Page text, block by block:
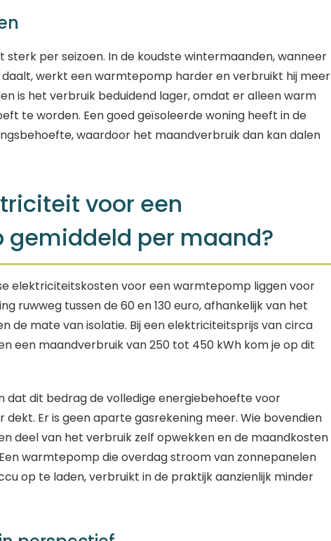
per seizoen. In de koudste wintermaanden, wanneer
werkt een warmtepomp harder en verbruikt hij meer
is het verbruik beduidend lager, omdat er alleen warm
te worden. Een goed geïsoleerde woning heeft in de
waardoor het maandverbruik dan kan dalen
voor een
per maand?
elektriciteitskosten voor een warmtepomp liggen voor
ruwweg tussen de 60 en 130 euro, afhankelijk van het
de mate van isolatie. Bij een elektriciteitsprijs van circa
een maandverbruik van 250 tot 450 kWh kom je op dit
dat dit bedrag de volledige energiebehoefte voor
Er is geen aparte gasrekening meer. Wie bovendien
deel van het verbruik zelf opwekken en de maandkosten
warmtepomp die overdag stroom van zonnepanelen
op te laden, verbruikt in de praktijk aanzienlijk minder